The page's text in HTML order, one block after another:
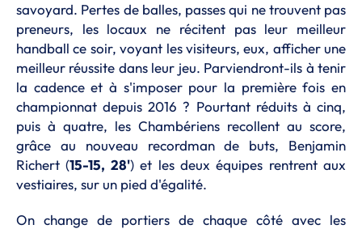
savoyard. Pertes de balles, passes qui ne trouvent pas
preneurs, les locaux ne récitent pas leur meilleur
handball ce soir, voyant les visiteurs, eux, afficher une
meilleur réussite dans leur jeu. Parviendront-ils à tenir
la cadence et à s'imposer pour la première fois en
championnat depuis 2016 ? Pourtant réduits à cinq,
puis à quatre, les Chambériens recollent au score,
grâce au nouveau recordman de buts, Benjamin
Richert (15-15, 28') et les deux équipes rentrent aux
vestiaires, sur un pied d'égalité.
On change de portiers de chaque côté avec les